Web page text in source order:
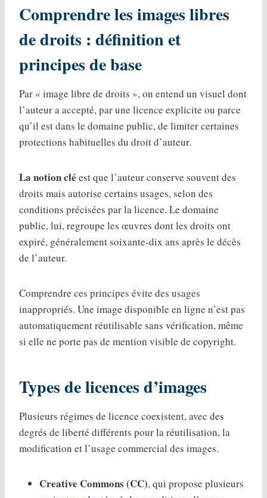
Comprendre les images libres
de droits : définition et
principes de base
Par « image libre de droits », on entend un visuel dont
l’auteur a accepté, par une licence explicite ou parce
qu’il est dans le domaine public, de limiter certaines
protections habituelles du droit d’auteur.
La notion clé est que l’auteur conserve souvent des
droits mais autorise certains usages, selon des
conditions précisées par la licence. Le domaine
public, lui, regroupe les œuvres dont les droits ont
expiré, généralement soixante-dix ans après le décès
de l’auteur.
Comprendre ces principes évite des usages
inappropriés. Une image disponible en ligne n’est pas
automatiquement réutilisable sans vérification, même
si elle ne porte pas de mention visible de copyright.
Types de licences d’images
Plusieurs régimes de licence coexistent, avec des
degrés de liberté différents pour la réutilisation, la
modification et l’usage commercial des images.
Creative Commons (CC), qui propose plusieurs